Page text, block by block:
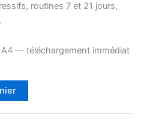
routines 7 et 21 jours,
— téléchargement immédiat